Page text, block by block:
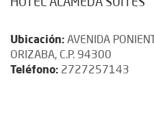
Ubicación: AVENIDA
ORIZABA, C.P. 94300
Teléfono: 2727257143